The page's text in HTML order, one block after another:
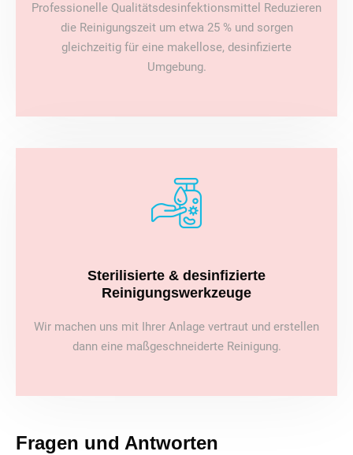
Professionelle Qualitätsdesinfektionsmittel Reduzieren
die Reinigungszeit um etwa 25 % und sorgen
gleichzeitig für eine makellose, desinfizierte
Umgebung.
Sterilisierte & desinfizierte
Reinigungswerkzeuge
Wir machen uns mit Ihrer Anlage vertraut und erstellen
dann eine maßgeschneiderte Reinigung.
Fragen und Antworten